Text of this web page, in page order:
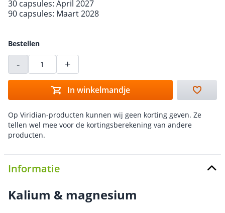
30 capsules: April 2027
90 capsules: Maart 2028
Bestellen
- +
In winkelmandje
Op Viridian-producten kunnen wij geen korting geven. Ze
tellen wel mee voor de kortingsberekening van andere
producten.
Informatie
Kalium & magnesium